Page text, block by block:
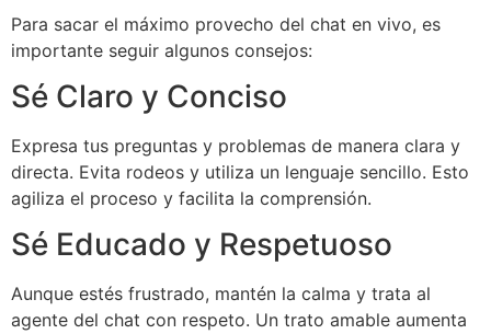
Para sacar el máximo provecho del chat en vivo, es
importante seguir algunos consejos:
Sé Claro y Conciso
Expresa tus preguntas y problemas de manera clara y
directa. Evita rodeos y utiliza un lenguaje sencillo. Esto
agiliza el proceso y facilita la comprensión.
Sé Educado y Respetuoso
Aunque estés frustrado, mantén la calma y trata al
agente del chat con respeto. Un trato amable aumenta